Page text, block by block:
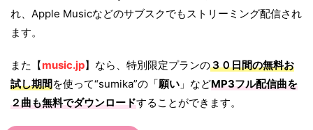
れ、Apple Musicなどのサブスクでもストリーミング配信され
ます。
また【music.jp】なら、特別限定プランの３０日間の無料お
試し期間を使って“sumika”の「願い 」などMP3フル配信曲を
２曲も無料でダウンロードすることができます。